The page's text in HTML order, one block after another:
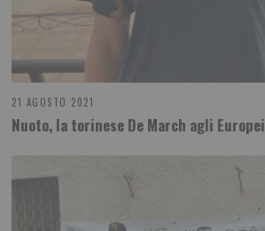
21 AGOSTO 2021
Nuoto, la torinese De March agli Europei